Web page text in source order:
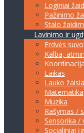
Loginiai
Pažinimo
Stalo
Lavinimo ir
Erdvės
Kalba,
Laikas
Lauko
Muzika
Rašymas /
Sensorika /
Socialiniai